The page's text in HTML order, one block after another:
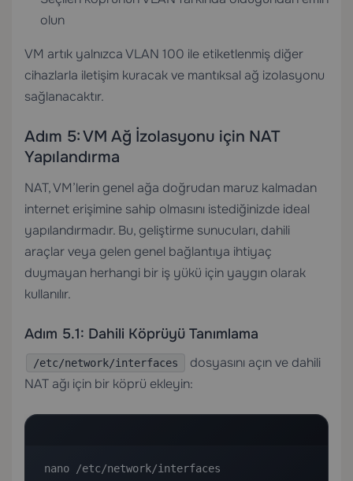
olun
VM artık yalnızca VLAN 100 ile etiketlenmiş diğer
cihazlarla iletişim kuracak ve mantıksal ağ izolasyonu
sağlanacaktır.
Adım 5: VM Ağ İzolasyonu için NAT
Yapılandırma
NAT, VM’lerin genel ağa doğrudan maruz kalmadan
internet erişimine sahip olmasını istediğinizde ideal
yapılandırmadır. Bu, geliştirme sunucuları, dahili
araçlar veya gelen genel bağlantıya ihtiyaç
duymayan herhangi bir iş yükü için yaygın olarak
kullanılır.
Adım 5.1: Dahili Köprüyü Tanımlama
/etc/network/interfaces
dosyasını açın ve dahili
NAT ağı için bir köprü ekleyin:
nano /etc/network/interfaces